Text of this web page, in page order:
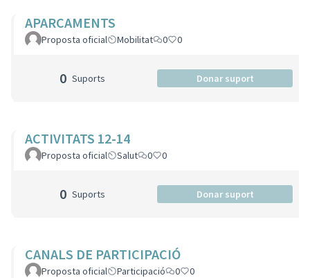
APARCAMENTS
Proposta oficial Mobilitat 0 0
0 Suports Donar suport
ACTIVITATS 12-14
Proposta oficial Salut 0 0
0 Suports Donar suport
CANALS DE PARTICIPACIÓ
Proposta oficial Participació 0 0